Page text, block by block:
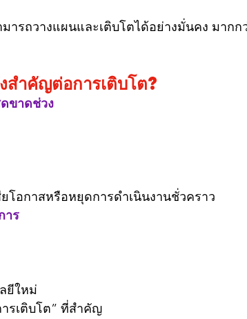
ารถวางแผนและเติบโตได้อย่างมั่นคง มากก
สำคัญต่อการเติบโต?
ขาดช่วง
โอกาสหรือหยุดการดำเนินงานชั่วคราว
าร
ยีใหม่
ารเติบโต” ที่สำคัญ